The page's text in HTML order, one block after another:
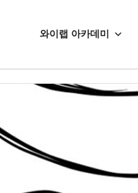
와이랩 아카데미